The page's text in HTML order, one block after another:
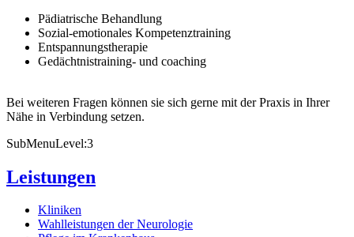
Pädiatrische Behandlung
Sozial-emotionales Kompetenztraining
Entspannungstherapie
Gedächtnistraining- und coaching
Bei weiteren Fragen können sie sich gerne mit der Praxis in Ihrer
Nähe in Verbindung setzen.
SubMenuLevel:3
Leistungen
Kliniken
Wahlleistungen der Neurologie